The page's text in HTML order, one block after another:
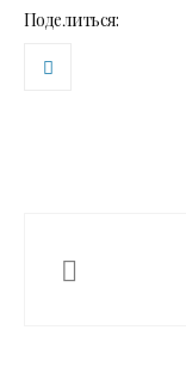
Поделиться: